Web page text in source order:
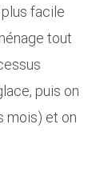
facile
tout
puis on
mois) et on